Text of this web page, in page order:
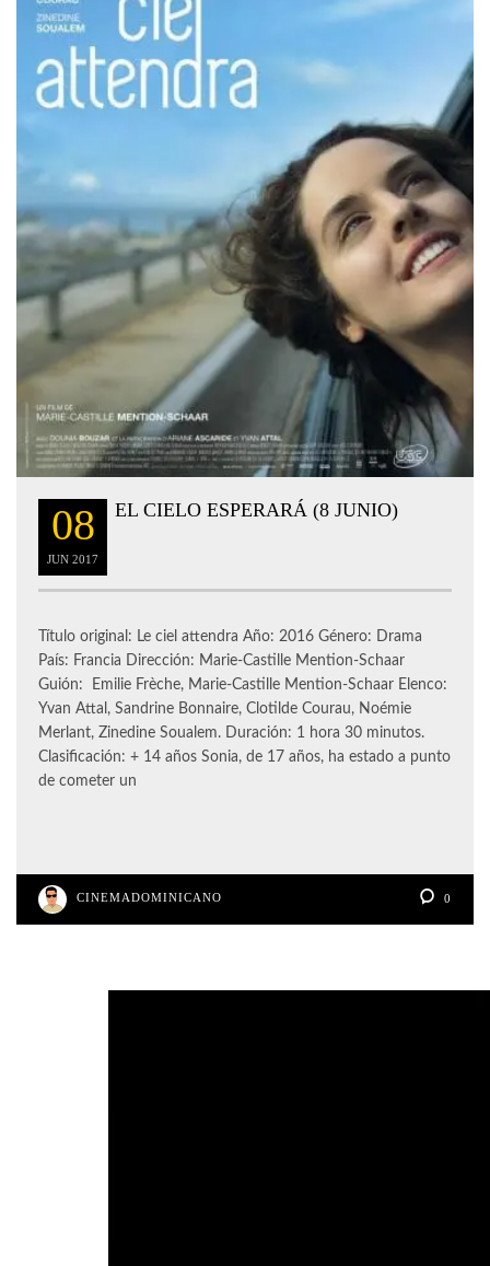
08
JUN 2017
EL CIELO ESPERARÁ (8 JUNIO)
Título original: Le ciel attendra Año: 2016 Género: Drama
País: Francia Dirección: Marie-Castille Mention-Schaar
Guión: Emilie Frèche, Marie-Castille Mention-Schaar Elenco:
Yvan Attal, Sandrine Bonnaire, Clotilde Courau, Noémie
Merlant, Zinedine Soualem. Duración: 1 hora 30 minutos.
Clasificación: + 14 años Sonia, de 17 años, ha estado a punto
de cometer un
CINEMADOMINICANO 0